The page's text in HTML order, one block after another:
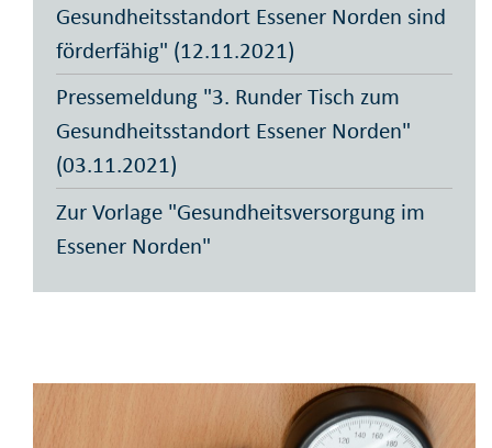
Gesundheitsstandort Essener Norden sind
förderfähig" (12.11.2021)
Pressemeldung "3. Runder Tisch zum
Gesundheitsstandort Essener Norden"
(03.11.2021)
Zur Vorlage "Gesundheitsversorgung im
Essener Norden"